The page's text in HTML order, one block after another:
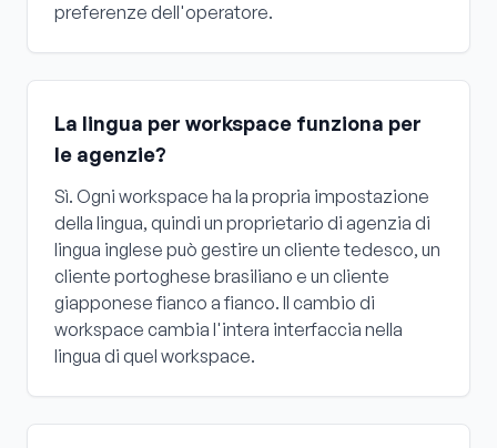
preferenze dell'operatore.
La lingua per workspace funziona per
le agenzie?
Sì. Ogni workspace ha la propria impostazione
della lingua, quindi un proprietario di agenzia di
lingua inglese può gestire un cliente tedesco, un
cliente portoghese brasiliano e un cliente
giapponese fianco a fianco. Il cambio di
workspace cambia l'intera interfaccia nella
lingua di quel workspace.